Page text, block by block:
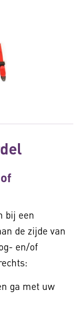
bij een
de zijde van
en/of
ga met uw